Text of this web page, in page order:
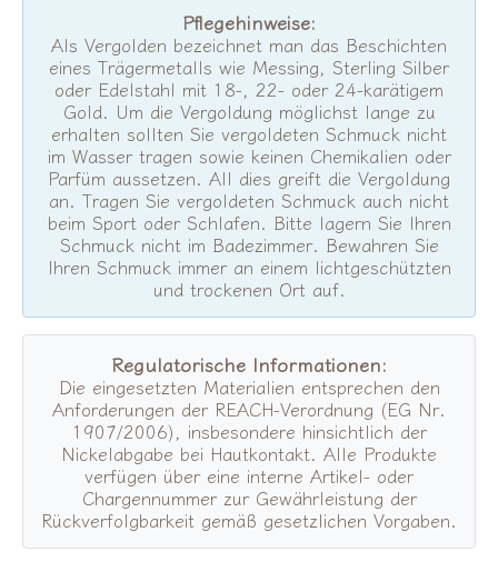
Pflegehinweise:
Als Vergolden bezeichnet man das Beschichten
eines Trägermetalls wie Messing, Sterling Silber
oder Edelstahl mit 18-, 22- oder 24-karätigem
Gold. Um die Vergoldung möglichst lange zu
erhalten sollten Sie vergoldeten Schmuck nicht
im Wasser tragen sowie keinen Chemikalien oder
Parfüm aussetzen. All dies greift die Vergoldung
an. Tragen Sie vergoldeten Schmuck auch nicht
beim Sport oder Schlafen. Bitte lagern Sie Ihren
Schmuck nicht im Badezimmer. Bewahren Sie
Ihren Schmuck immer an einem lichtgeschützten
und trockenen Ort auf.
Regulatorische Informationen:
Die eingesetzten Materialien entsprechen den
Anforderungen der REACH-Verordnung (EG Nr.
1907/2006), insbesondere hinsichtlich der
Nickelabgabe bei Hautkontakt. Alle Produkte
verfügen über eine interne Artikel- oder
Chargennummer zur Gewährleistung der
Rückverfolgbarkeit gemäß gesetzlichen Vorgaben.